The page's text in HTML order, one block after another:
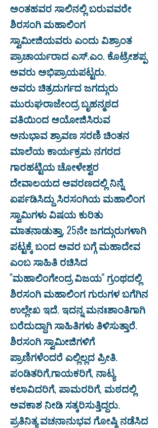
ಅಂತಹವರ ಸಾಲಿನಲ್ಲಿ ಬರುವವರೇ
ಶಿರಸಂಗಿ ಮಹಾಲಿಂಗ
ಸ್ವಾಮೀಜಿಯವರು ಎಂದು ವಿಶ್ರಾಂತ
ಪ್ರಾಚಾರ್ಯರಾದ ಎಸ್.ಎಂ. ಕೊಟ್ರೇಶಪ್ಪ
ಅವರು ಅಭಿಪ್ರಾಯಪಟ್ಟರು.
ಅವರು ಚಿತ್ರದುರ್ಗದ ಜಗದ್ಗುರು
ಮುರುಘರಾಜೇಂದ್ರ ಬೃಹನ್ಮಠದ
ವತಿಯಿಂದ ಆಯೋಜಿಸಿರುವ
ಅನುಭಾವ ಶ್ರಾವಣ ಸರಣಿ ಚಿಂತನ
ಮಾಲೆಯ ಕಾರ್ಯಕ್ರಮ ನಗರದ
ಗಾರಹಟ್ಟಿಯ ಚೋಳೇಶ್ವರ
ದೇವಾಲಯದ ಆವರಣದಲ್ಲಿ ನಿನ್ನೆ
ಏರ್ಪಡಿಸಿದ್ದು ಸಿರಸಂಗಿಯ ಮಹಾಲಿಂಗ
ಸ್ವಾಮಿಗಳು ವಿಷಯ ಕುರಿತು
ಮಾತನಾಡುತ್ತಾ, 25ನೇ ಜಗದ್ಗುರುಗಳಾಗಿ
ಪಟ್ಟಕ್ಕೆ ಬಂದ ಅವರ ಬಗ್ಗೆ ಮಹಾದೇವ
ಎಂಬ ಸಾಹಿತಿ ರಚಿಸಿದ
"ಮಹಾಲಿಂಗೇಂದ್ರ ವಿಜಯ" ಗ್ರಂಥದಲ್ಲಿ
ಶಿರಸಂಗಿ ಮಹಾಲಿಂಗ ಗುರುಗಳ ಬಗೆಗಿನ
ಉಲ್ಲೇಖ ಇದೆ. ಇದನ್ನ ಮನಃಶಾಂತಿಗಾಗಿ
ಬರೆದುದ್ದಾಗಿ ಸಾಹಿತಿಗಳು ತಿಳಿಸುತ್ತಾರೆ.
ಶಿರಸಂಗಿ ಸ್ವಾಮೀಜಿಗಳಿಗೆ
ಪ್ರಾಣಿಗಳೆಂದರೆ ಎಲ್ಲಿಲ್ಲದ ಪ್ರೀತಿ.
ಪಂಡಿತರಿಗೆ,ಗಾಯಕರಿಗೆ, ನಾಟ್ಯ
ಕಲಾವಿದರಿಗೆ, ಪಾಮರರಿಗೆ, ಮಠದಲ್ಲಿ
ಅವಕಾಶ ನೀಡಿ ಸತ್ಕರಿಸುತ್ತಿದ್ದರು.
ಪ್ರತಿನಿತ್ಯ ವಚನಾನುಭವ ಗೋಷ್ಠಿ ನಡೆಸಿದ